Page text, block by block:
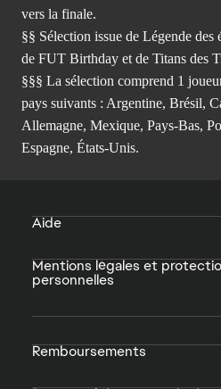
vers la finale.
§§ Sélection issue de Légende
de FUT Birthday et de Titans des
§§§ La sélection comprend 1
pays suivants : Argentine, Brésil,
Allemagne, Mexique, Pays-Bas,
Espagne, États-Unis.
Aide
Mentions légales et
personnelles
Remboursements